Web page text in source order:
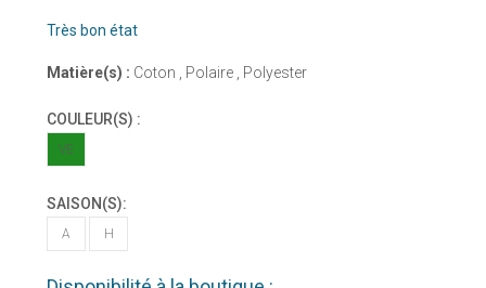
Très bon état
Matière(s) : Coton , Polaire , Polyester
COULEUR(S) :
VE
SAISON(S):
A H